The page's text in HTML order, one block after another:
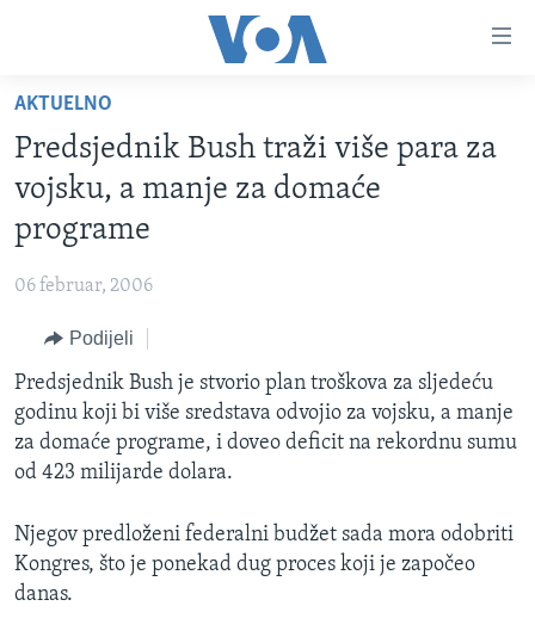
glavni
sadržaj
na
glavnu
Idi
pretragu
TV PROGRAM
VIDEO
FOTOGRAFIJE DANA
SJEDINJENE AMERIČKE DRŽAVE
BOSNA I HERCEGOVINA
SVIJET
NAUKA I TEHNOLOGIJA
SPECIJALNI PROJEKTI
KORUPCIJA
SLOBODA MEDIJA
ŽENSKA STRANA
MAGAZIN
O GLASU AMERIKE
AKTUELNO
Predsjednik Bush traži više para za
vojsku, a manje za domaće
programe
06 februar, 2006
Podijeli
Predsjednik Bush je stvorio plan troškova za sljedeću
godinu koji bi više sredstava odvojio za vojsku, a manje
za domaće programe, i doveo deficit na rekordnu sumu
od 423 milijarde dolara.
Njegov predloženi federalni budžet sada mora odobriti
Kongres, što je ponekad dug proces koji je započeo
danas.